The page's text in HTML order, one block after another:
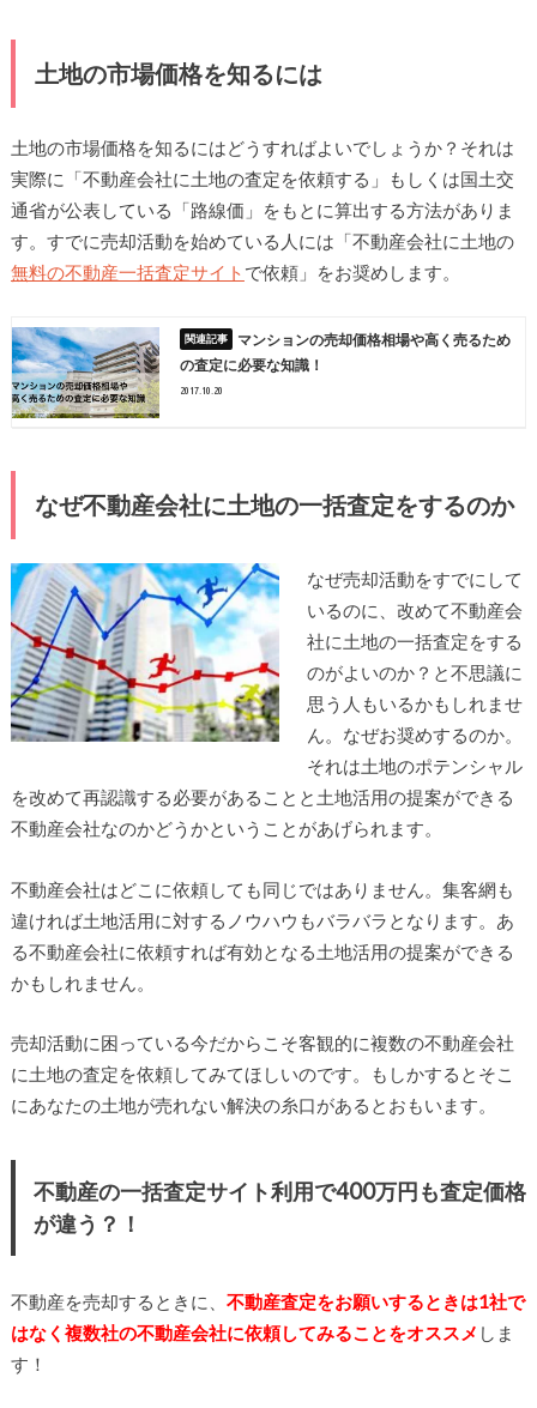
土地の市場価格を知るには
土地の市場価格を知るにはどうすればよいでしょうか？それは
実際に「不動産会社に土地の査定を依頼する」もしくは国土交
通省が公表している「路線価」をもとに算出する方法がありま
す。すでに売却活動を始めている人には「不動産会社に土地の
無料の不動産一括査定サイト で依頼」をお奨めします。
マンションの売却価格相場や高く売るため
の査定に必要な知識！
2017.10.20
なぜ不動産会社に土地の一括査定をするのか
なぜ売却活動をすでにして
いるのに、改めて不動産会
社に土地の一括査定をする
のがよいのか？と不思議に
思う人もいるかもしれませ
ん。なぜお奨めするのか。
それは土地のポテンシャル
を改めて再認識する必要があることと土地活用の提案ができる
不動産会社なのかどうかということがあげられます。
不動産会社はどこに依頼しても同じではありません。集客網も
違ければ土地活用に対するノウハウもバラバラとなります。あ
る不動産会社に依頼すれば有効となる土地活用の提案ができる
かもしれません。
売却活動に困っている今だからこそ客観的に複数の不動産会社
に土地の査定を依頼してみてほしいのです。もしかするとそこ
にあなたの土地が売れない解決の糸口があるとおもいます。
不動産の一括査定サイト利用で400万円も査定価格
が違う？！
不動産を売却するときに、 不動産査定をお願いするときは1社で
はなく複数社の不動産会社に依頼してみることをオススメ しま
す！